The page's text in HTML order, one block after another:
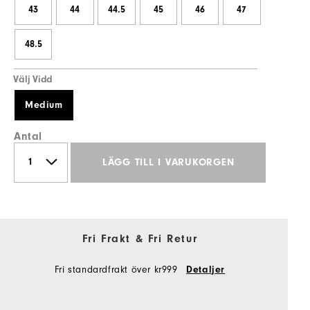
43 44 44.5 45 46 47
48.5
Välj Vidd
Medium
Antal
LÄGG TILL I VARUKORGEN
Fri Frakt & Fri Retur
Fri standardfrakt över kr999 Detaljer